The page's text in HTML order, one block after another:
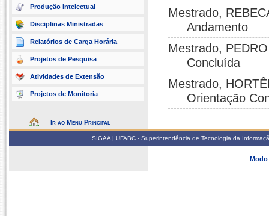
Produção Intelectual
Disciplinas Ministradas
Relatórios de Carga Horária
Projetos de Pesquisa
Atividades de Extensão
Projetos de Monitoria
Ir ao Menu Principal
Mestrado,
Andamento
Mestrado,
Concluída
Mestrado,
Orientação
SIGAA | UFABC - Superintendência de Tecnologia da
Modo